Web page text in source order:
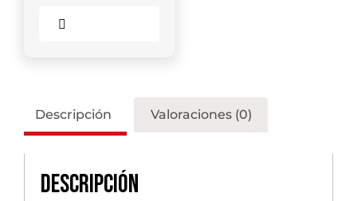
Descripción Valoraciones (0)
Descripción